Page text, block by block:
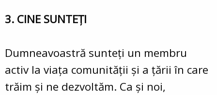
3. CINE SUNTEȚI
Dumneavoastră sunteţi un membru
activ la viaţa comunităţii şi a ţării în care
trăim şi ne dezvoltăm. Ca şi noi,